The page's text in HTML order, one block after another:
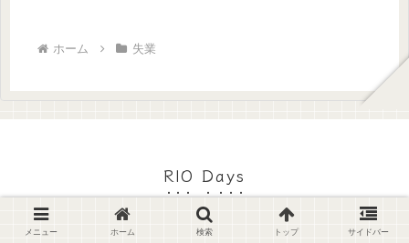
ホーム 失業
RIO Days
© 2018 RIO Days.
メニュー ホーム 検索 トップ サイドバー